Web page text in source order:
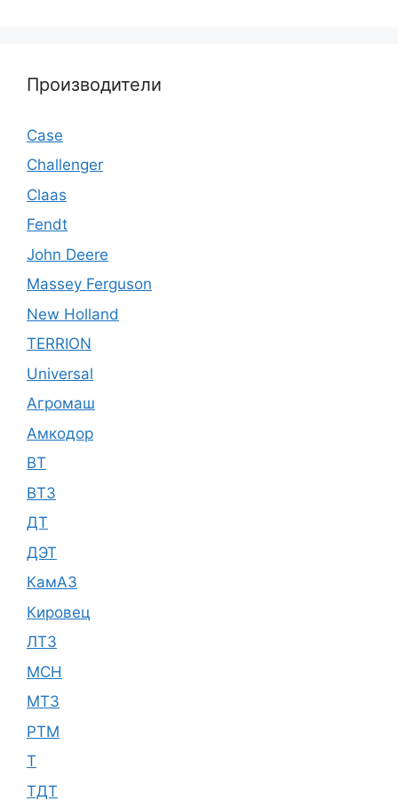
Производители
Case
Challenger
Claas
Fendt
John Deere
Massey Ferguson
New Holland
TERRION
Universal
Агромаш
Амкодор
ВТ
ВТЗ
ДТ
ДЭТ
КамАЗ
Кировец
ЛТЗ
МСН
МТЗ
РТМ
Т
ТДТ